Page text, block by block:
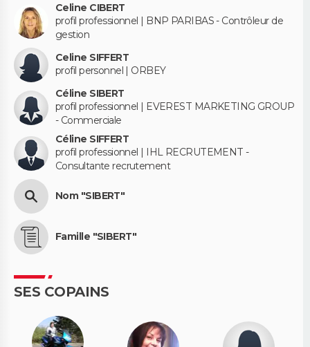
Celine CIBERT
profil professionnel | BNP PARIBAS - Contrôleur de
gestion
Celine SIFFERT
profil personnel | ORBEY
Céline SIBERT
profil professionnel | EVEREST MARKETING GROUP
- Commerciale
Céline SIFFERT
profil professionnel | IHL RECRUTEMENT -
Consultante recrutement
Nom "SIBERT"
Famille "SIBERT"
SES COPAINS